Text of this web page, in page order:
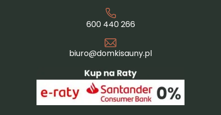
600 440 266
biuro@domkisauny.pl